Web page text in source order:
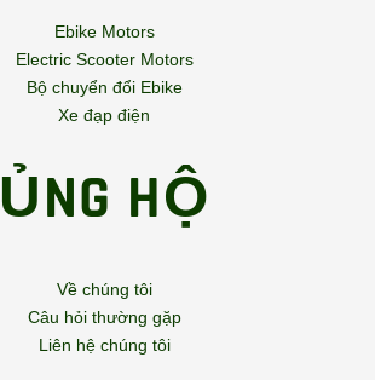
Ebike Motors
Electric Scooter Motors
Bộ chuyển đổi Ebike
Xe đạp điện
ỦNG HỘ
Về chúng tôi
Câu hỏi thường gặp
Liên hệ chúng tôi